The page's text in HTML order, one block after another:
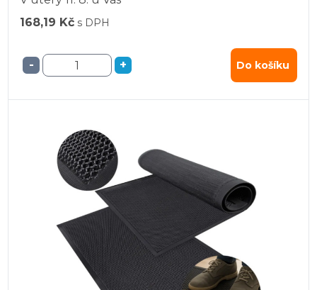
168,19 Kč s DPH
- + Do košíku